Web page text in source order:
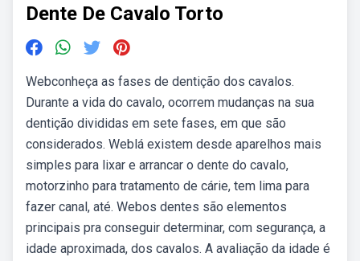
Dente De Cavalo Torto
Webconheça as fases de dentição dos cavalos.
Durante a vida do cavalo, ocorrem mudanças na sua
dentição divididas em sete fases, em que são
considerados. Weblá existem desde aparelhos mais
simples para lixar e arrancar o dente do cavalo,
motorzinho para tratamento de cárie, tem lima para
fazer canal, até. Webos dentes são elementos
principais pra conseguir determinar, com segurança, a
idade aproximada, dos cavalos. A avaliação da idade é